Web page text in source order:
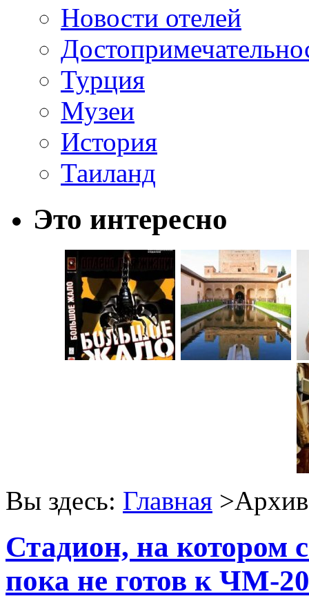
Новости отелей
Турция
Музеи
История
Таиланд
Это интересно
Вы здесь: Главная >Архив
Стадион, на котором
пока не готов к ЧМ-